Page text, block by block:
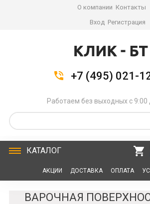
О компании Контакты
Вход Регистрация
+7 (495) 021-
Работаем без выходных с 9:00
КАТАЛОГ
АКЦИИ ДОСТАВКА ОПЛАТА
ВАРОЧНАЯ